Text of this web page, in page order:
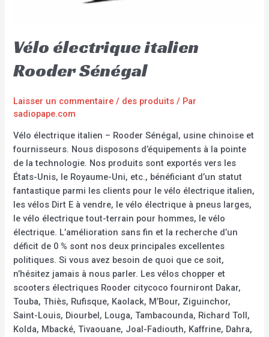
Vélo électrique italien
Rooder Sénégal
Laisser un commentaire / des produits / Par
sadiopape.com
Vélo électrique italien – Rooder Sénégal, usine chinoise et
fournisseurs. Nous disposons d’équipements à la pointe
de la technologie. Nos produits sont exportés vers les
États-Unis, le Royaume-Uni, etc., bénéficiant d’un statut
fantastique parmi les clients pour le vélo électrique italien,
les vélos Dirt E à vendre, le vélo électrique à pneus larges,
le vélo électrique tout-terrain pour hommes, le vélo
électrique. L’amélioration sans fin et la recherche d’un
déficit de 0 % sont nos deux principales excellentes
politiques. Si vous avez besoin de quoi que ce soit,
n’hésitez jamais à nous parler. Les vélos chopper et
scooters électriques Rooder citycoco fourniront Dakar,
Touba, Thiès, Rufisque, Kaolack, M’Bour, Ziguinchor,
Saint-Louis, Diourbel, Louga, Tambacounda, Richard Toll,
Kolda, Mbacké, Tivaouane, Joal-Fadiouth, Kaffrine, Dahra,